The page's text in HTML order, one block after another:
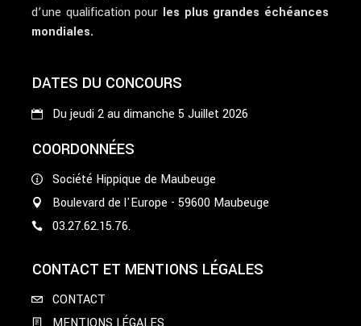
d’une qualification pour les plus grandes échéances
mondiales.
DATES DU CONCOURS
Du jeudi 2 au dimanche 5 Juillet 2026
COORDONNÉES
Société Hippique de Maubeuge
Boulevard de l'Europe - 59600 Maubeuge
03.27.62.15.76.
CONTACT ET MENTIONS LÉGALES
CONTACT